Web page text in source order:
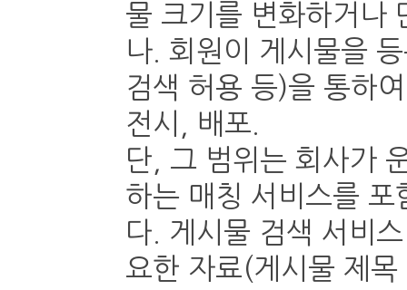
물 크기를 변화하거나
나. 회원이 게시물을
검색 허용 등)을 통하
전시, 배포.
단, 그 범위는 회사가
하는 매칭 서비스를 포
다. 게시물 검색 서비
요한 자료(게시물 제